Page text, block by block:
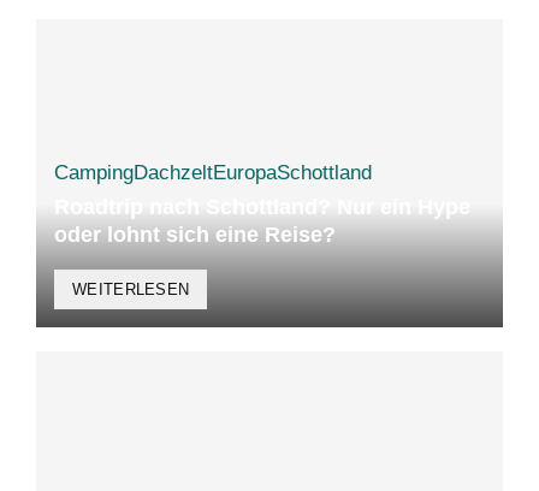
CampingDachzeltEuropaSchottland
oder lohnt sich eine Reise?
WEITERLESEN